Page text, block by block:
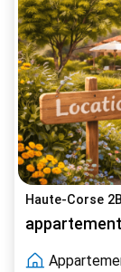
Haute-Corse 2B